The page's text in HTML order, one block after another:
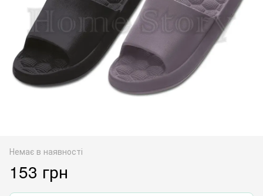
Немає в наявності
153 грн